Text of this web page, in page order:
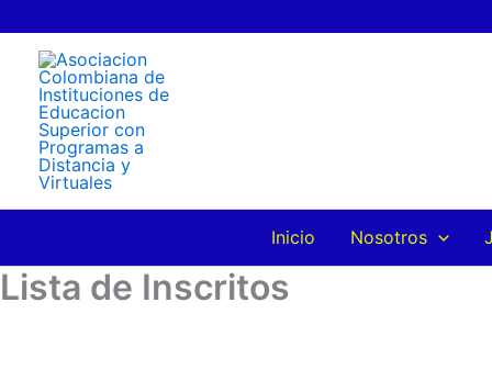
contenido
Inicio Nosotros
Lista de Inscritos